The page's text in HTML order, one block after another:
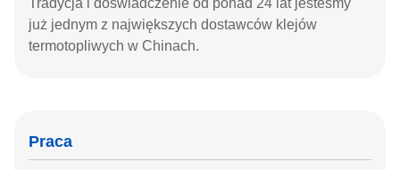
Tradycja i doświadczenie od ponad 24 lat jesteśmy
już jednym z największych dostawców klejów
termotopliwych w Chinach.
Praca